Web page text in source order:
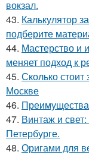
вокзал.
43. Калькулятор
подберите
44. Мастерство и
меняет подход к
45. Сколько
Москве
46.
47. Винтаж и
Петербурге.
48. Оригами для